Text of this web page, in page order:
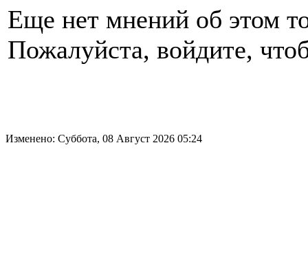
Еще нет мнений об этом
Пожалуйста, войдите,
Изменено: Суббота, 08 Август 2026 05:24